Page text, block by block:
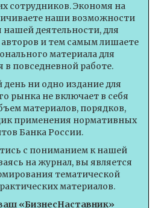
сотрудников. Экономя на
наши возможности
деятельности, для
и тем самым лишаете
материала для
в повседневной работе.
ни одно издание для
рынка не включает в себя
материалов, порядков,
применения нормативных
Банка России.
с пониманием к нашей
на журнал, вы является
тематической
материалов.
«БизнесНаставник»